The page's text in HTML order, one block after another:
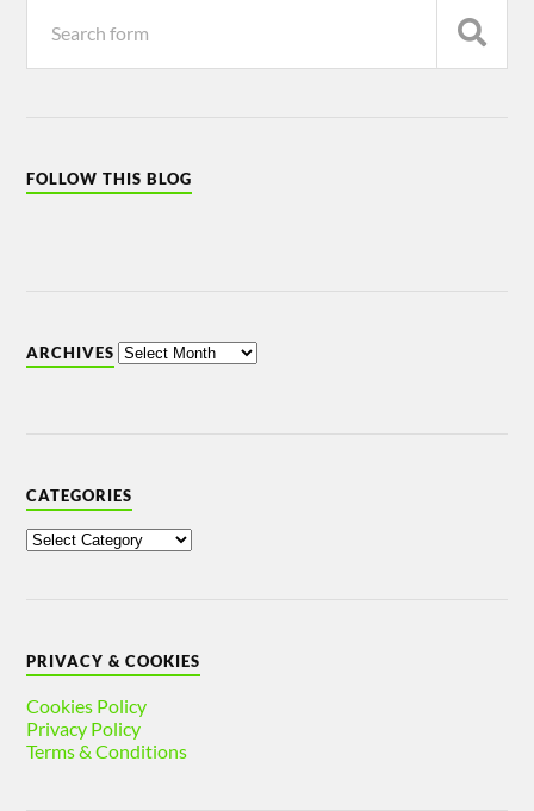
FOLLOW THIS BLOG
ARCHIVES
CATEGORIES
PRIVACY & COOKIES
Cookies Policy
Privacy Policy
Terms & Conditions